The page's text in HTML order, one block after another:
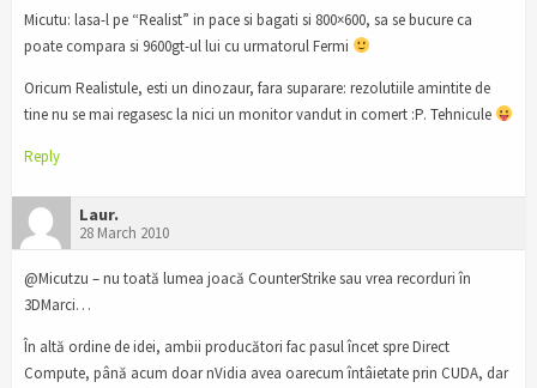
Micutu: lasa-l pe “Realist” in pace si bagati si 800×600, sa se bucure ca
poate compara si 9600gt-ul lui cu urmatorul Fermi
Oricum Realistule, esti un dinozaur, fara suparare: rezolutiile amintite de
tine nu se mai regasesc la nici un monitor vandut in comert :P. Tehnicule
Reply
Laur.
28 March 2010
@Micutzu – nu toată lumea joacă CounterStrike sau vrea recorduri în
3DMarci…
În altă ordine de idei, ambii producători fac pasul încet spre Direct
Compute, până acum doar nVidia avea oarecum întâietate prin CUDA, dar